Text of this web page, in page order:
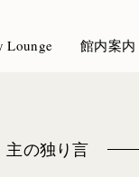
Lounge 館内案内
主の独り言